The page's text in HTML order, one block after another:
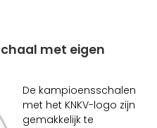
met eigen
De kampioensschalen
met het KNKV-logo zijn
gemakkelijk te